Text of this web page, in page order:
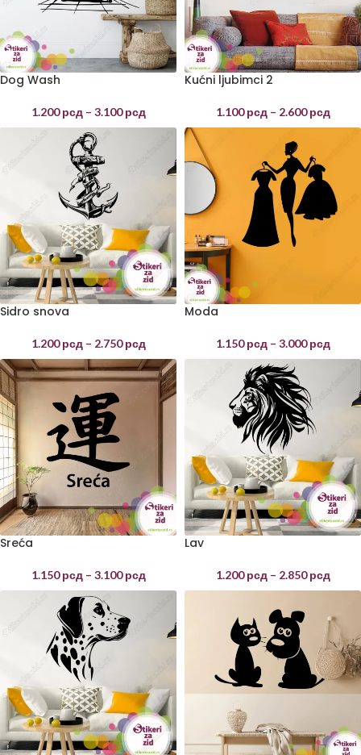
Dog Wash
1.200рсд – 3.100рсд
Kućni ljubimci 2
1.100рсд – 2.600рсд
Sidro snova
1.200рсд – 2.750рсд
Moda
1.150рсд – 3.000рсд
Sreća
1.150рсд – 3.100рсд
Lav
1.200рсд – 2.850рсд